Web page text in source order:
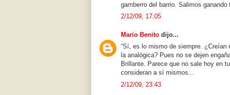
gamberro del barrio. Salimos
2/12/09, 17:05
Mario Benito dijo...
“Sí, es lo mismo de siempre.
la analógica? Pues no se dejen
Brillante. Parece que no sale hoy en
consideran a sí mismos...
2/12/09, 23:43